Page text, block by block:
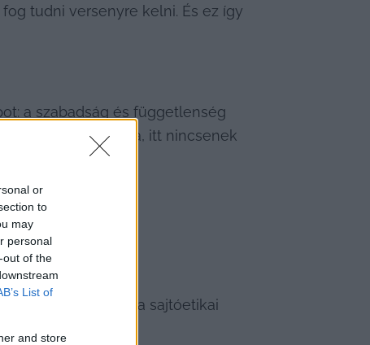
or
to
may
personal
out of the
List of
and store
tudni versenyre kelni. És ez így
a szabadság és függetlenség
cikkeket tollba, itt nincsenek
szerint, de a sajtóetikai